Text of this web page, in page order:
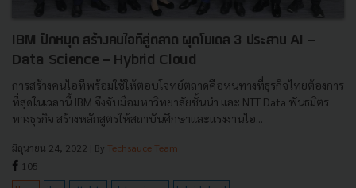
IBM ปักหมุด สร้างคนไอทีสู่ตลาด ผุดโมเดล 3 ประสาน AI -
Data Science - Hybrid Cloud
การสร้างคนไอทีพร้อมใช้ให้ตอบโจทย์ตลาดคือหนทางที่ธุรกิจไทยต้องการ
ที่สุดในเวลานี้ IBM จึงจับมือมหาวิทยาลัยชั้นนำ และ NTT Data พันธมิตร
ทางธุรกิจ สร้างหลักสูตรให้สถาบันศึกษาและแรงงานไอ...
มิถุนายน 24, 2022 | By Techsauce Team
105